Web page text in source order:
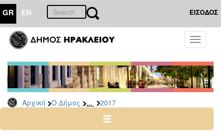
GR EN ΕΙΣΟΔΟΣ
Toggle
Αρχική Ο Δήμος ... 2017
ΔΗΜΟΣ
Δελτία
Τύπου
Αρχείο
2026
2024